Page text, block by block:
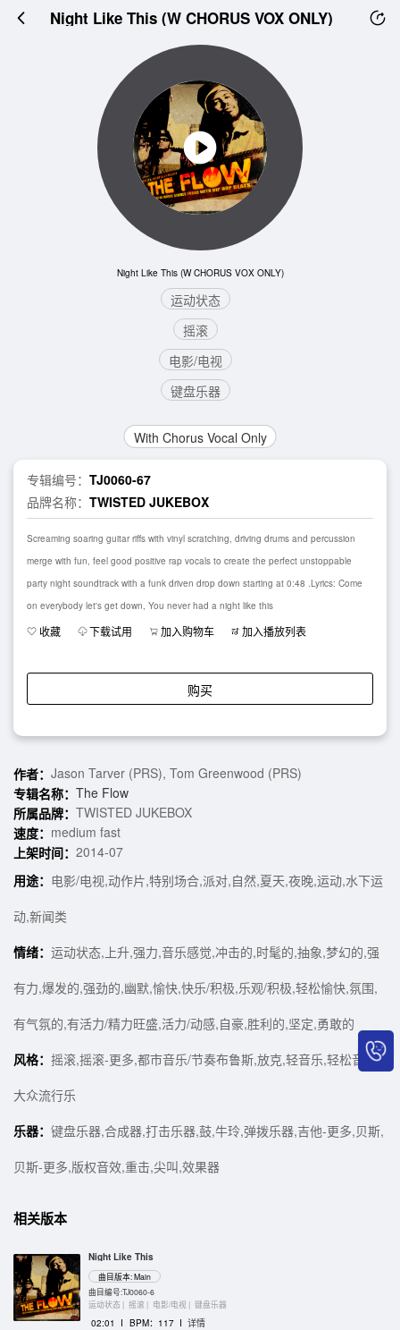
Night Like This (W CHORUS VOX ONLY)
Night Like This (W CHORUS VOX ONLY)
运动状态
摇滚
电影/电视
键盘乐器
With Chorus Vocal Only
专辑编号： TJ0060-67
品牌名称： TWISTED JUKEBOX
Screaming soaring guitar riffs with vinyl scratching, driving drums and percussion
merge with fun, feel good positive rap vocals to create the perfect unstoppable
party night soundtrack with a funk driven drop down starting at 0:48 .Lyrics: Come
on everybody let's get down, You never had a night like this
收藏 下载试用 加入购物车 加入播放列表
购买
作者： Jason Tarver (PRS), Tom Greenwood (PRS)
专辑名称： The Flow
所属品牌： TWISTED JUKEBOX
速度： medium fast
上架时间： 2014-07
用途： 电影/电视,动作片,特别场合,派对,自然,夏天,夜晚,运动,水下运
动,新闻类
情绪： 运动状态,上升,强力,音乐感觉,冲击的,时髦的,抽象,梦幻的,强
有力,爆发的,强劲的,幽默,愉快,快乐/积极,乐观/积极,轻松愉快,氛围,
有气氛的,有活力/精力旺盛,活力/动感,自豪,胜利的,坚定,勇敢的
风格： 摇滚,摇滚-更多,都市音乐/节奏布鲁斯,放克,轻音乐,轻松音乐/
大众流行乐
乐器： 键盘乐器,合成器,打击乐器,鼓,牛玲,弹拨乐器,吉他-更多,贝斯,
贝斯-更多,版权音效,重击,尖叫,效果器
相关版本
Night Like This
曲目版本: Main
曲目编号:TJ0060-6
运动状态 | 摇滚 | 电影/电视 | 键盘乐器
02:01 I BPM：117 I 详情